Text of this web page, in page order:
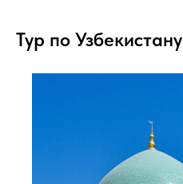
Тур по Узбекистану